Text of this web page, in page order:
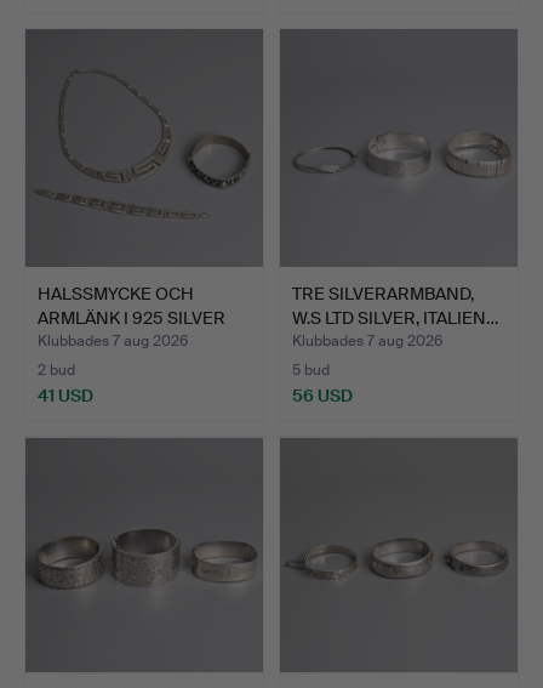
HALSSMYCKE OCH
ARMLÄNK I 925 SILVER
MED GR…
Klubbades 7 aug 2026
2 bud
41 USD
TRE SILVERARMBAND,
W.S LTD SILVER, ITALIEN…
Klubbades 7 aug 2026
5 bud
56 USD